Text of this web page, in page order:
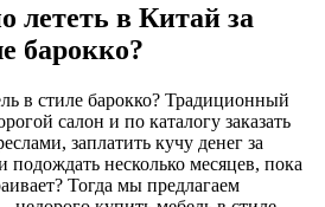
лететь в Китай за
барокко?
в стиле барокко? Традиционный
салон и по каталогу заказать
заплатить кучу денег за
подождать несколько месяцев, пока
Тогда мы предлагаем